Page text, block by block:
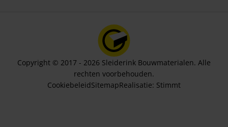
Copyright © 2017 - 2026 Sleiderink Bouwmaterialen. Alle
rechten voorbehouden.
CookiebeleidSitemapRealisatie: Stimmt